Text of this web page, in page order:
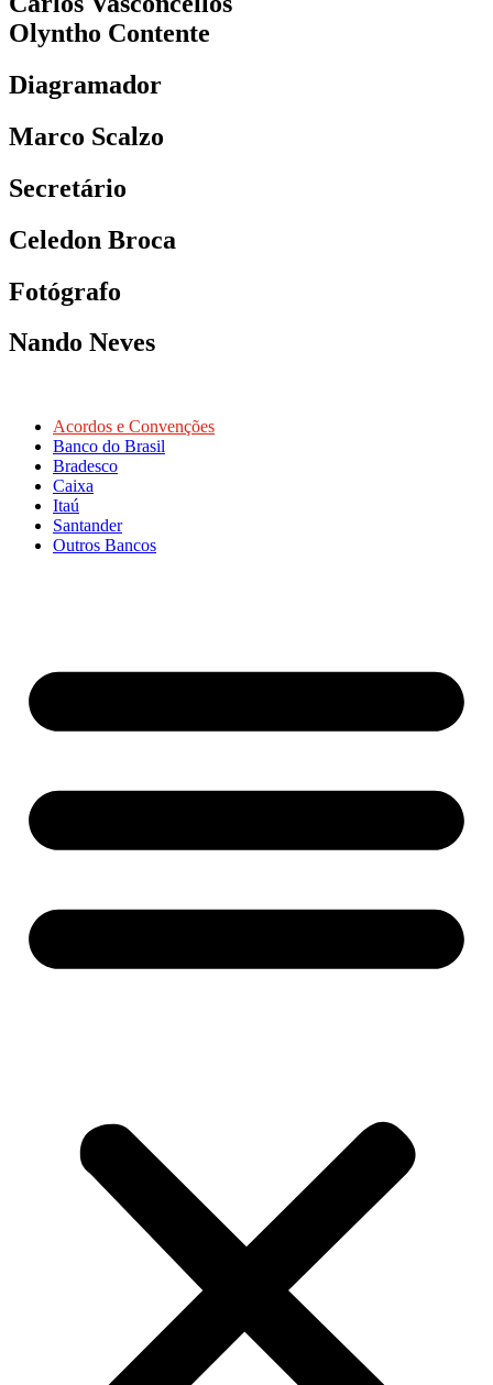
Olyntho Contente
Diagramador
Marco Scalzo
Secretário
Celedon Broca
Fotógrafo
Nando Neves
Acordos e Convenções
Banco do Brasil
Bradesco
Caixa
Itaú
Santander
Outros Bancos